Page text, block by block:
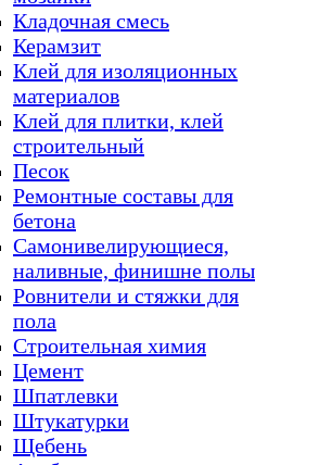
Кладочная смесь
Керамзит
Клей для изоляционных
материалов
Клей для плитки, клей
строительный
Песок
Ремонтные составы для
бетона
Самонивелирующиеся,
наливные, финишне полы
Ровнители и стяжки для
пола
Строительная химия
Цемент
Шпатлевки
Штукатурки
Щебень